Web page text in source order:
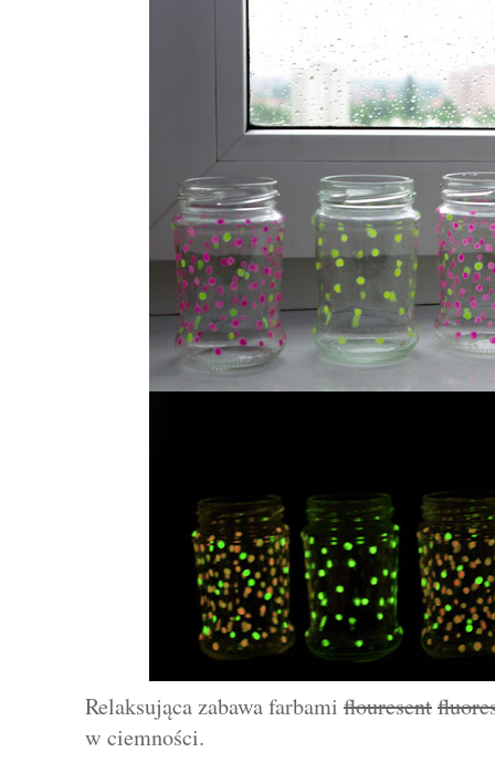
Relaksująca zabawa farbami flouresent
w ciemności.